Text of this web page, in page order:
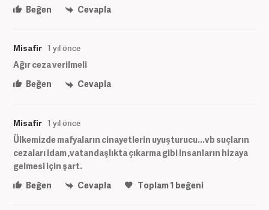
Beğen
Cevapla
Misafir 1 yıl önce
Ağır ceza verilmeli
Beğen
Cevapla
Misafir 1 yıl önce
Ülkemizde mafyaların cinayetlerin uyuşturucu...vb suçların
cezaları idam ,vatandaşlıkta çıkarma gibi insanların hizaya
gelmesi için şart.
Beğen
Cevapla Toplam1 beğeni